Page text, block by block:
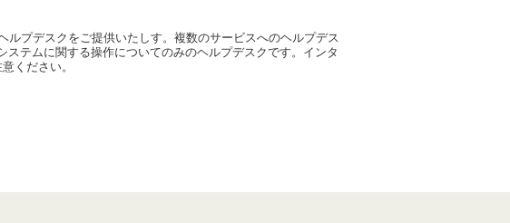
プデスクをご提供いたしす。複数のサービスへのヘルプデス
テムに関する操作についてのみのヘルプデスクです。インタ
ください。